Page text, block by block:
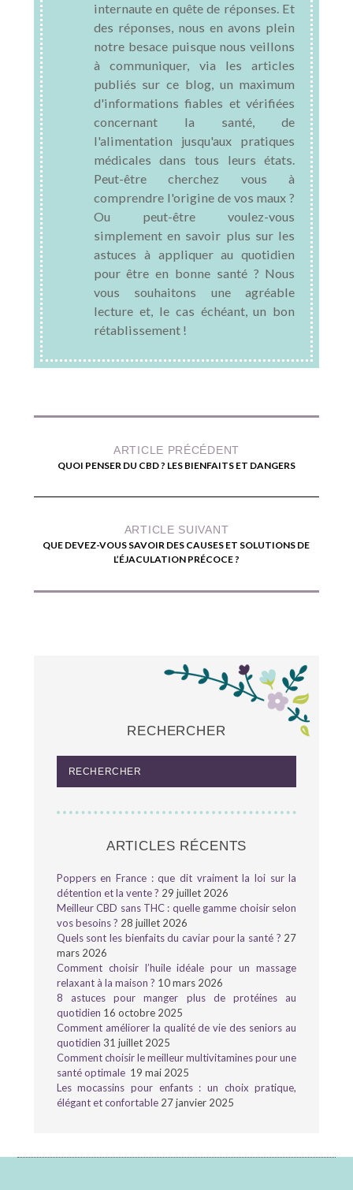
internaute en quête de réponses. Et
des réponses, nous en avons plein
notre besace puisque nous veillons
à communiquer, via les articles
publiés sur ce blog, un maximum
d'informations fiables et vérifiées
concernant la santé, de
l'alimentation jusqu'aux pratiques
médicales dans tous leurs états.
Peut-être cherchez vous à
comprendre l'origine de vos maux ?
Ou peut-être voulez-vous
simplement en savoir plus sur les
astuces à appliquer au quotidien
pour être en bonne santé ? Nous
vous souhaitons une agréable
lecture et, le cas échéant, un bon
rétablissement !
ARTICLE PRÉCÉDENT
QUOI PENSER DU CBD ? LES BIENFAITS ET DANGERS
ARTICLE SUIVANT
QUE DEVEZ-VOUS SAVOIR DES CAUSES ET SOLUTIONS DE
L’ÉJACULATION PRÉCOCE ?
RECHERCHER
ARTICLES RÉCENTS
Poppers en France : que dit vraiment la loi sur la
détention et la vente ? 29 juillet 2026
Meilleur CBD sans THC : quelle gamme choisir selon
vos besoins ? 28 juillet 2026
Quels sont les bienfaits du caviar pour la santé ? 27
mars 2026
Comment choisir l’huile idéale pour un massage
relaxant à la maison ? 10 mars 2026
8 astuces pour manger plus de protéines au
quotidien 16 octobre 2025
Comment améliorer la qualité de vie des seniors au
quotidien 31 juillet 2025
Comment choisir le meilleur multivitamines pour une
santé optimale 19 mai 2025
Les mocassins pour enfants : un choix pratique,
élégant et confortable 27 janvier 2025